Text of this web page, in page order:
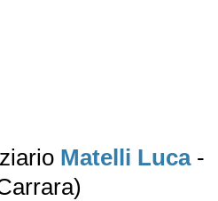
Matelli Luca-